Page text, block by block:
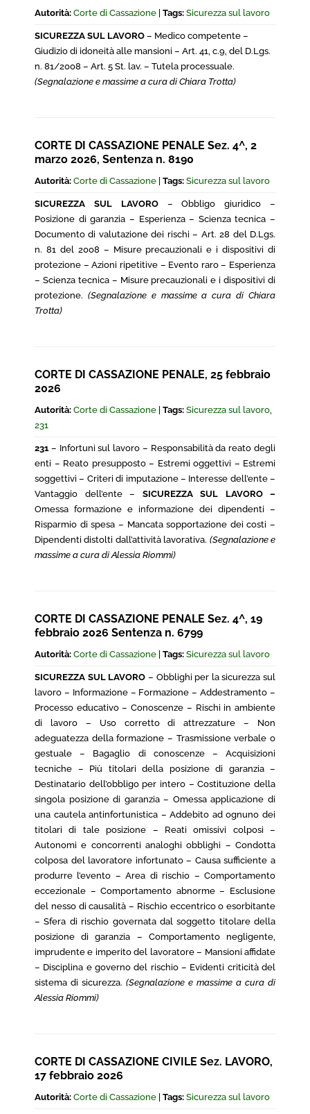
Autorità: Corte di Cassazione Tags: Sicurezza sul lavoro
SICUREZZA SUL LAVORO – Medico competente –
Giudizio di idoneità alle mansioni – Art. 41, c.9, del D.Lgs.
n. 81/2008 – Art. 5 St. lav. – Tutela processuale.
(Segnalazione e massime a cura di Chiara Trotta)
CORTE DI CASSAZIONE PENALE Sez. 4^, 2
marzo 2026, Sentenza n. 8190
Autorità: Corte di Cassazione Tags: Sicurezza sul lavoro
SICUREZZA SUL LAVORO– Obbligo giuridico –
Posizione di garanzia – Esperienza – Scienza tecnica –
Documento di valutazione dei rischi – Art. 28 del D.Lgs.
n. 81 del 2008 – Misure precauzionali e i dispositivi di
protezione – Azioni ripetitive – Evento raro – Esperienza
– Scienza tecnica – Misure precauzionali e i dispositivi di
protezione. (Segnalazione e massime a cura di Chiara
Trotta)
CORTE DI CASSAZIONE PENALE, 25 febbraio
2026
Autorità: Corte di Cassazione Tags: Sicurezza sul lavoro,
231
231– Infortuni sul lavoro – Responsabilità da reato degli
enti – Reato presupposto – Estremi oggettivi – Estremi
soggettivi – Criteri di imputazione – Interesse dell’ente –
Vantaggio dell’ente – SICUREZZA SUL LAVORO –
Omessa formazione e informazione dei dipendenti –
Risparmio di spesa – Mancata sopportazione dei costi –
Dipendenti distolti dall’attività lavorativa. (Segnalazione e
massime a cura di Alessia Riommi)
CORTE DI CASSAZIONE PENALE Sez. 4^, 19
febbraio 2026 Sentenza n. 6799
Autorità: Corte di Cassazione Tags: Sicurezza sul lavoro
SICUREZZA SUL LAVORO – Obblighi per la sicurezza sul
lavoro – Informazione – Formazione – Addestramento –
Processo educativo – Conoscenze – Rischi in ambiente
di lavoro – Uso corretto di attrezzature – Non
adeguatezza della formazione – Trasmissione verbale o
gestuale – Bagaglio di conoscenze – Acquisizioni
tecniche – Più titolari della posizione di garanzia –
Destinatario dell’obbligo per intero – Costituzione della
singola posizione di garanzia – Omessa applicazione di
una cautela antinfortunistica – Addebito ad ognuno dei
titolari di tale posizione – Reati omissivi colposi –
Autonomi e concorrenti analoghi obblighi – Condotta
colposa del lavoratore infortunato – Causa sufficiente a
produrre l’evento – Area di rischio – Comportamento
eccezionale – Comportamento abnorme – Esclusione
del nesso di causalità – Rischio eccentrico o esorbitante
– Sfera di rischio governata dal soggetto titolare della
posizione di garanzia – Comportamento negligente,
imprudente e imperito del lavoratore – Mansioni affidate
– Disciplina e governo del rischio – Evidenti criticità del
sistema di sicurezza. (Segnalazione e massime a cura di
Alessia Riommi)
CORTE DI CASSAZIONE CIVILE Sez. LAVORO,
17 febbraio 2026
Autorità: Corte di Cassazione Tags: Sicurezza sul lavoro